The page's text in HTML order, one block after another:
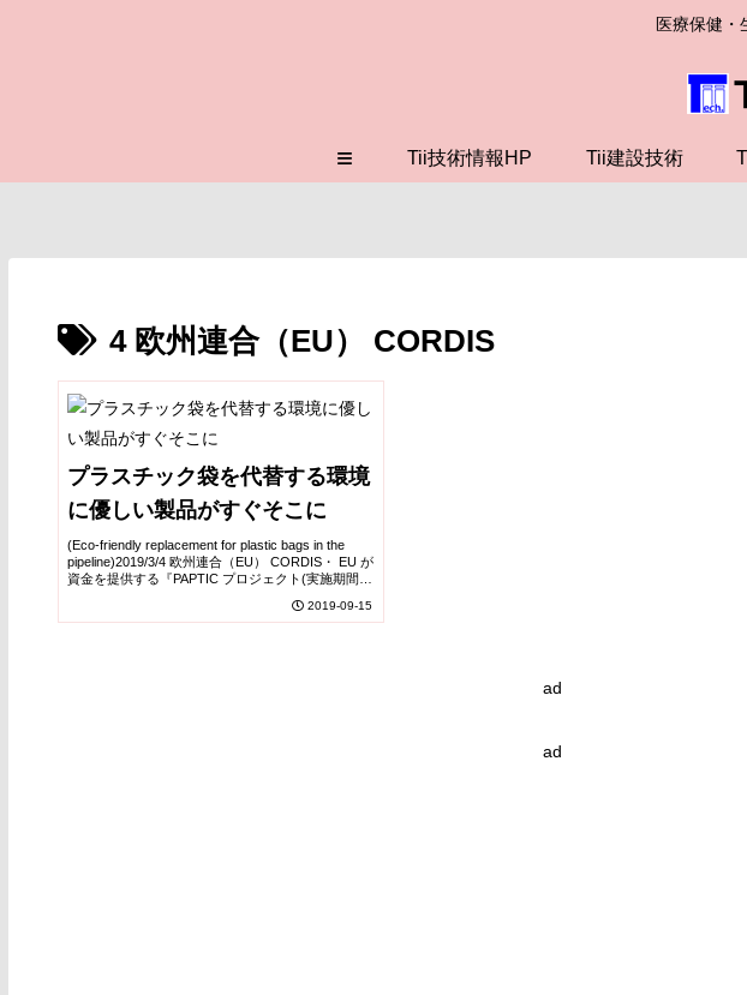
医療保健・
≡ Tii技術情報HP Tii建設技術
4 欧州連合（EU） CORDIS
プラスチック袋を代替する環境
に優しい製品がすぐそこに
(Eco-friendly replacement for plastic bags in the
pipeline)2019/3/4 欧州連合（EU） CORDIS・ EU が
資金を提供する『PAPTIC プロジェクト(実施期間：
2019-09-15
ad
ad